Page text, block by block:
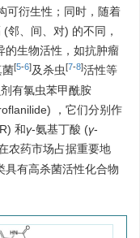
可衍生性；同时，随着
邻、间、对) 的不同，
的生物活性，如抗肿瘤
菌[5-6]及杀虫[7-8]活性等
有氯虫苯甲酰胺
，它们分别作
和γ-氨基丁酸 (γ-
农药市场占据重要地
具有高杀菌活性化合物